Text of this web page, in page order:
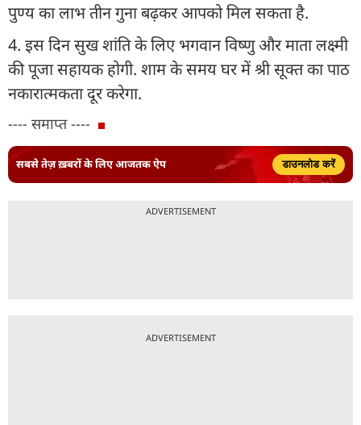
पुण्य का लाभ तीन गुना बढ़कर आपको मिल सकता है.
4. इस दिन सुख शांति के लिए भगवान विष्णु और माता लक्ष्मी
की पूजा सहायक होगी. शाम के समय घर में श्री सूक्त का पाठ
नकारात्मकता दूर करेगा.
---- समाप्त ----
सबसे तेज़ ख़बरों के लिए आजतक ऐप डाउनलोड करें
ADVERTISEMENT
ADVERTISEMENT